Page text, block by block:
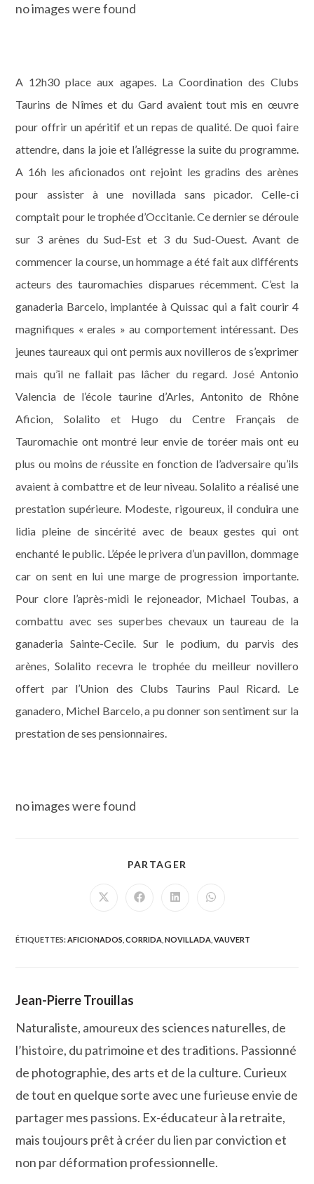
no images were found
A 12h30 place aux agapes. La Coordination des Clubs
Taurins de Nîmes et du Gard avaient tout mis en œuvre
pour offrir un apéritif et un repas de qualité. De quoi faire
attendre, dans la joie et l’allégresse la suite du programme.
A 16h les aficionados ont rejoint les gradins des arènes
pour assister à une novillada sans picador. Celle-ci
comptait pour le trophée d’Occitanie. Ce dernier se déroule
sur 3 arènes du Sud-Est et 3 du Sud-Ouest. Avant de
commencer la course, un hommage a été fait aux différents
acteurs des tauromachies disparues récemment. C’est la
ganaderia Barcelo, implantée à Quissac qui a fait courir 4
magnifiques « erales » au comportement intéressant. Des
jeunes taureaux qui ont permis aux novilleros de s’exprimer
mais qu’il ne fallait pas lâcher du regard. José Antonio
Valencia de l’école taurine d’Arles, Antonito de Rhône
Aficion, Solalito et Hugo du Centre Français de
Tauromachie ont montré leur envie de toréer mais ont eu
plus ou moins de réussite en fonction de l’adversaire qu’ils
avaient à combattre et de leur niveau. Solalito a réalisé une
prestation supérieure. Modeste, rigoureux, il conduira une
lidia pleine de sincérité avec de beaux gestes qui ont
enchanté le public. L’épée le privera d’un pavillon, dommage
car on sent en lui une marge de progression importante.
Pour clore l’après-midi le rejoneador, Michael Toubas, a
combattu avec ses superbes chevaux un taureau de la
ganaderia Sainte-Cecile. Sur le podium, du parvis des
arènes, Solalito recevra le trophée du meilleur novillero
offert par l’Union des Clubs Taurins Paul Ricard. Le
ganadero, Michel Barcelo, a pu donner son sentiment sur la
prestation de ses pensionnaires.
no images were found
PARTAGER
Ouvrir
fenêtre
Ouvrir
fenêtre
Ouvrir
fenêtre
Ouvrir
fenêtre
ÉTIQUETTES:AFICIONADOS CORRIDA NOVILLADA VAUVERT
Jean-Pierre Trouillas
Naturaliste, amoureux des sciences naturelles, de
l’histoire, du patrimoine et des traditions. Passionné
de photographie, des arts et de la culture. Curieux
de tout en quelque sorte avec une furieuse envie de
partager mes passions. Ex-éducateur à la retraite,
mais toujours prêt à créer du lien par conviction et
non par déformation professionnelle.